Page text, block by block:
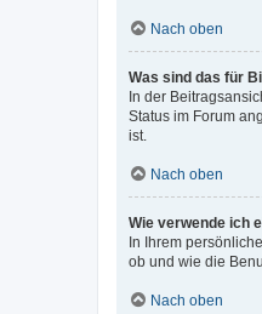
Nach oben
Was sind das für
In der
Status im Forum
ist.
Nach oben
Wie verwende ich
In Ihrem
ob und wie die
Nach oben